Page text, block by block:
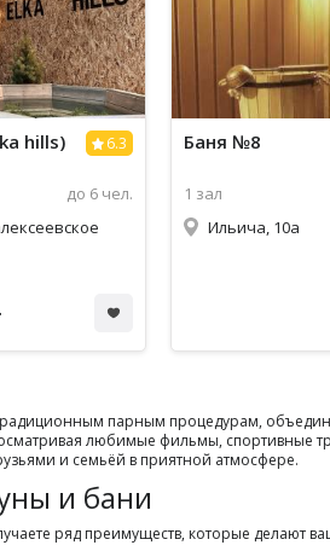
6.3
hills)
до 6 чел.
Баня №8
1 зал
Ильича, 10а
парным процедурам,
любимые фильмы, спортивные
и семьёй в приятной атмосфере.
и бани
ряд преимуществ, которые делают